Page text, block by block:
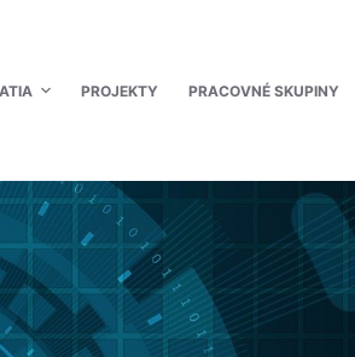
PROJEKTY PRACOVNÉ SKUPINY